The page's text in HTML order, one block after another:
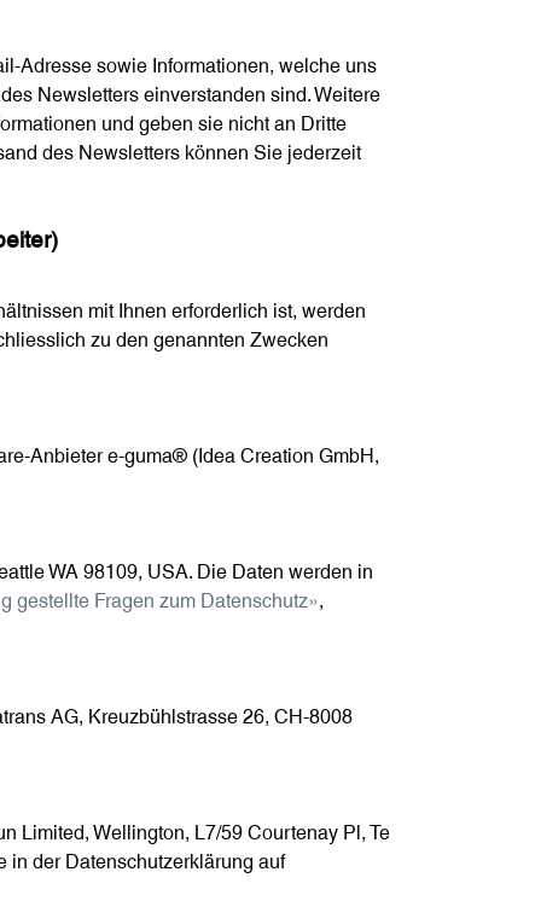
Adresse sowie Informationen, welche uns
Newsletters einverstanden sind. Weitere
und geben sie nicht an Dritte
des Newsletters können Sie jederzeit
mit Ihnen erforderlich ist, werden
zu den genannten Zwecken
Anbieter e-guma® (Idea Creation GmbH,
WA 98109, USA. Die Daten werden in
gestellte Fragen zum Datenschutz»,
AG, Kreuzbühlstrasse 26, CH-8008
Limited, Wellington, L7/59 Courtenay Pl, Te
in der Datenschutzerklärung auf